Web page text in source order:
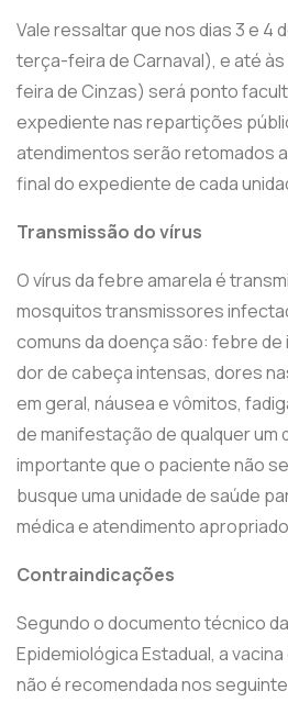
Vale ressaltar que nos dias 3 e 4
terça-feira de Carnaval), e até às
feira de Cinzas) será ponto
expediente nas repartições
atendimentos serão retomados
final do expediente de cada
Transmissão do vírus
O vírus da febre amarela é
mosquitos transmissores
comuns da doença são: febre
dor de cabeça intensas, dores
em geral, náusea e vômitos,
de manifestação de qualquer um
importante que o paciente não
busque uma unidade de saúde
médica e atendimento
Contraindicações
Segundo o documento técnico
Epidemiológica Estadual, a
não é recomendada nos